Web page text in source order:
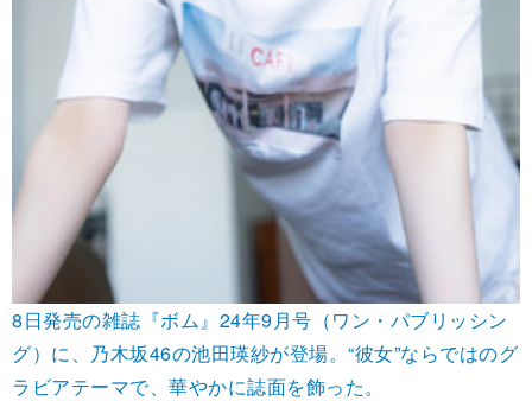
8日発売の雑誌『ボム』24年9月号（ワン・パブリッシン
グ）に、乃木坂46の池田瑛紗が登場。“彼女”ならではのグ
ラビアテーマで、華やかに誌面を飾った。